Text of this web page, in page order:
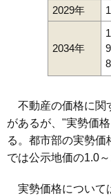
2029年
2034年
不動産の価格に関
があるが、"実勢価
る。都市部の実勢
では公示地価の1.0
実勢価格について